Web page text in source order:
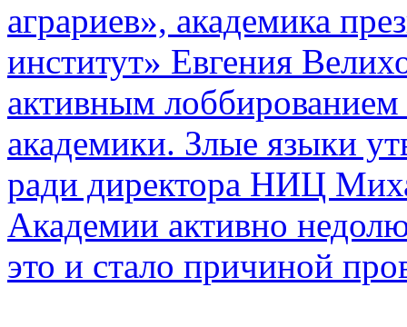
аграриев», академика
институт» Евгения
активным лоббированием
академики. Злые языки
ради директора НИЦ
Академии активно
это и стало причиной